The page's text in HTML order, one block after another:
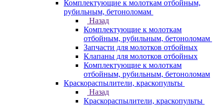
Комплектующие к молоткам отбойным,
рубильным, бетоноломам
Назад
Комплектующие к молоткам
отбойным, рубильным, бетоноломам
Запчасти для молотков отбойных
Клапаны для молотков отбойных
Комплектующие к молоткам
отбойным, рубильным, бетоноломам
Краскораспылители, краскопульты
Назад
Краскораспылители, краскопульты